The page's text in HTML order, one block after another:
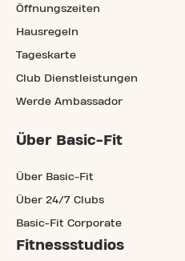
Öffnungszeiten
Hausregeln
Tageskarte
Club Dienstleistungen
Werde Ambassador
Über Basic-Fit
Über Basic-Fit
Über 24/7 Clubs
Basic-Fit Corporate
Fitnessstudios